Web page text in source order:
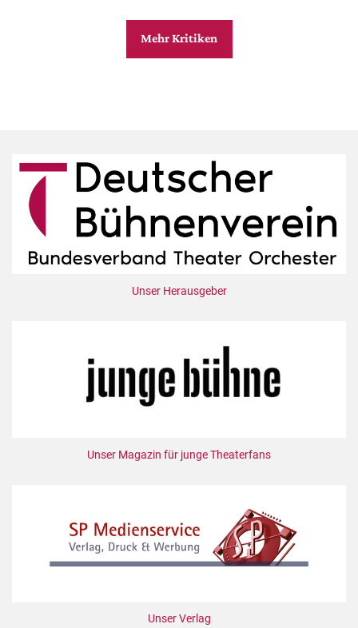
Mehr Kritiken
Unser Herausgeber
Unser Magazin für junge Theaterfans
Unser Verlag